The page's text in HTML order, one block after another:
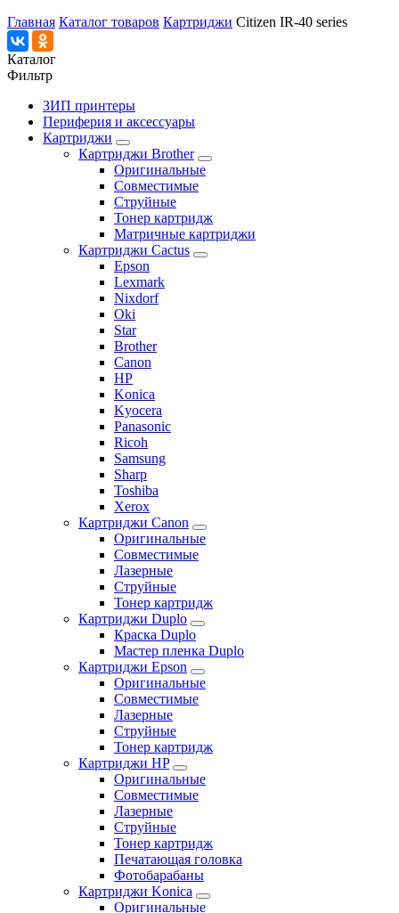
Главная Каталог товаров Картриджи Citizen IR-40 series
Каталог
Фильтр
ЗИП принтеры
Периферия и аксессуары
Картриджи
Картриджи Brother
Оригинальные
Совместимые
Струйные
Тонер картридж
Матричные картриджи
Картриджи Cactus
Epson
Lexmark
Nixdorf
Oki
Star
Brother
Canon
HP
Konica
Kyocera
Panasonic
Ricoh
Samsung
Sharp
Toshiba
Xerox
Картриджи Canon
Оригинальные
Совместимые
Лазерные
Струйные
Тонер картридж
Картриджи Duplo
Краска Duplo
Мастер пленка Duplo
Картриджи Epson
Оригинальные
Совместимые
Лазерные
Струйные
Тонер картридж
Картриджи HP
Оригинальные
Совместимые
Лазерные
Струйные
Тонер картридж
Печатающая головка
Фотобарабаны
Картриджи Konica
Оригинальные